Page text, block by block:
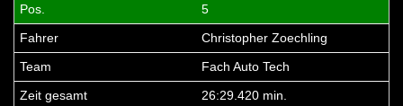
5
Christopher Zoechling
Fach Auto Tech
26:29.420 min.